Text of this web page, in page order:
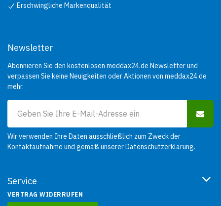
Erschwingliche Markenqualität
Service
VERTRAG WIDERRUFEN
Newsletter
Abonnieren Sie den kostenlosen meddax24.de Newsletter und
verpassen Sie keine Neuigkeiten oder Aktionen von meddax24.de
mehr.
Wir verwenden Ihre Daten ausschließlich zum Zweck der
Kontaktaufnahme und gemäß unsererDatenschutzerklärung.